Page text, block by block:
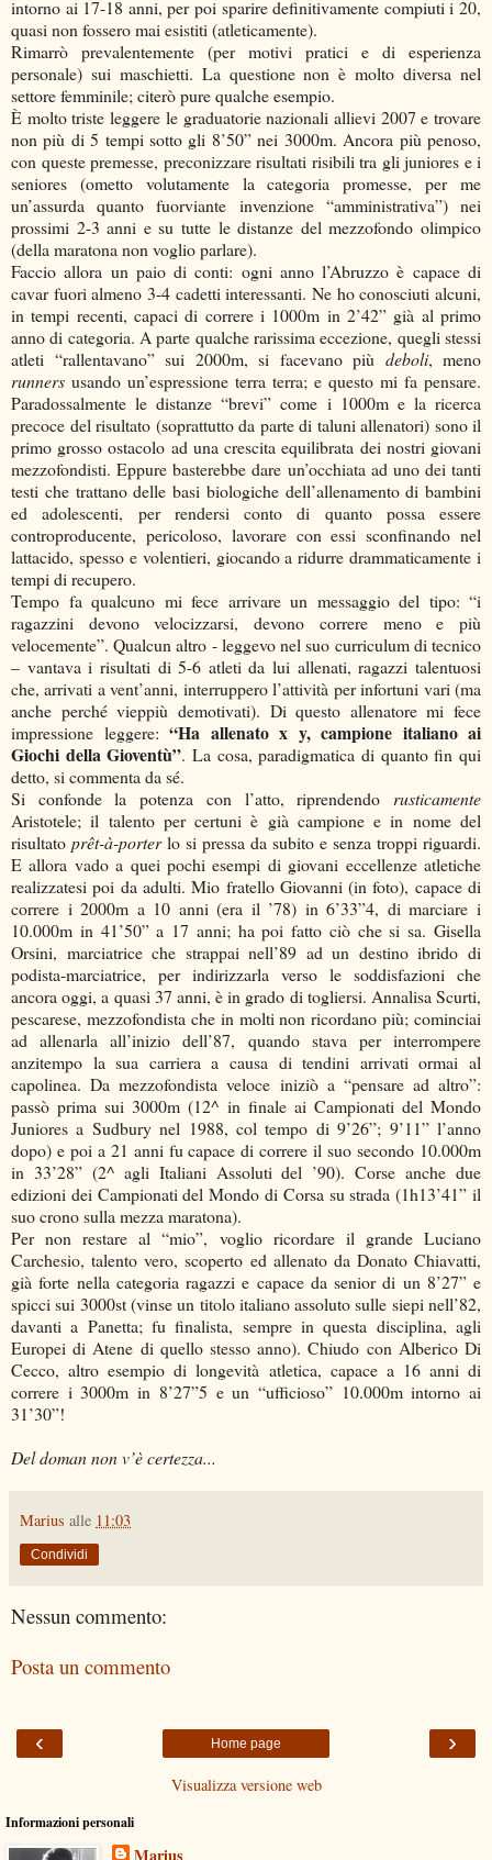
intorno ai 17-18 anni, per poi sparire definitivamente compiuti i 20,
quasi non fossero mai esistiti (atleticamente).
Rimarrò prevalentemente (per motivi pratici e di esperienza
personale) sui maschietti. La questione non è molto diversa nel
settore femminile; citerò pure qualche esempio.
È molto triste leggere le graduatorie nazionali allievi 2007 e trovare
non più di 5 tempi sotto gli 8’50” nei 3000m. Ancora più penoso,
con queste premesse, preconizzare risultati risibili tra gli juniores e i
seniores (ometto volutamente la categoria promesse, per me
un’assurda quanto fuorviante invenzione “amministrativa”) nei
prossimi 2-3 anni e su tutte le distanze del mezzofondo olimpico
(della maratona non voglio parlare).
Faccio allora un paio di conti: ogni anno l’Abruzzo è capace di
cavar fuori almeno 3-4 cadetti interessanti. Ne ho conosciuti alcuni,
in tempi recenti, capaci di correre i 1000m in 2’42” già al primo
anno di categoria. A parte qualche rarissima eccezione, quegli stessi
atleti “rallentavano” sui 2000m, si facevano più deboli, meno
runners usando un’espressione terra terra; e questo mi fa pensare.
Paradossalmente le distanze “brevi” come i 1000m e la ricerca
precoce del risultato (soprattutto da parte di taluni allenatori) sono il
primo grosso ostacolo ad una crescita equilibrata dei nostri giovani
mezzofondisti. Eppure basterebbe dare un’occhiata ad uno dei tanti
testi che trattano delle basi biologiche dell’allenamento di bambini
ed adolescenti, per rendersi conto di quanto possa essere
controproducente, pericoloso, lavorare con essi sconfinando nel
lattacido, spesso e volentieri, giocando a ridurre drammaticamente i
tempi di recupero.
Tempo fa qualcuno mi fece arrivare un messaggio del tipo: “i
ragazzini devono velocizzarsi, devono correre meno e più
velocemente”. Qualcun altro - leggevo nel suo curriculum di tecnico
– vantava i risultati di 5-6 atleti da lui allenati, ragazzi talentuosi
che, arrivati a vent’anni, interruppero l’attività per infortuni vari (ma
anche perché vieppiù demotivati). Di questo allenatore mi fece
impressione leggere: “Ha allenato x y, campione italiano ai
Giochi della Gioventù”. La cosa, paradigmatica di quanto fin qui
detto, si commenta da sé.
Si confonde la potenza con l’atto, riprendendo rusticamente
Aristotele; il talento per certuni è già campione e in nome del
risultato prêt-à-porterlo si pressa da subito e senza troppi riguardi.
E allora vado a quei pochi esempi di giovani eccellenze atletiche
realizzatesi poi da adulti. Mio fratello Giovanni (in foto), capace di
correre i 2000m a 10 anni (era il ’78) in 6’33”4, di marciare i
10.000m in 41’50” a 17 anni; ha poi fatto ciò che si sa. Gisella
Orsini, marciatrice che strappai nell’89 ad un destino ibrido di
podista-marciatrice, per indirizzarla verso le soddisfazioni che
ancora oggi, a quasi 37 anni, è in grado di togliersi. Annalisa Scurti,
pescarese, mezzofondista che in molti non ricordano più; cominciai
ad allenarla all’inizio dell’87, quando stava per interrompere
anzitempo la sua carriera a causa di tendini arrivati ormai al
capolinea. Da mezzofondista veloce iniziò a “pensare ad altro”:
passò prima sui 3000m (12^ in finale ai Campionati del Mondo
Juniores a Sudbury nel 1988, col tempo di 9’26”; 9’11” l’anno
dopo) e poi a 21 anni fu capace di correre il suo secondo 10.000m
in 33’28” (2^ agli Italiani Assoluti del ’90). Corse anche due
edizioni dei Campionati del Mondo di Corsa su strada (1h13’41” il
suo crono sulla mezza maratona).
Per non restare al “mio”, voglio ricordare il grande Luciano
Carchesio, talento vero, scoperto ed allenato da Donato Chiavatti,
già forte nella categoria ragazzi e capace da senior di un 8’27” e
spicci sui 3000st (vinse un titolo italiano assoluto sulle siepi nell’82,
davanti a Panetta; fu finalista, sempre in questa disciplina, agli
Europei di Atene di quello stesso anno). Chiudo con Alberico Di
Cecco, altro esempio di longevità atletica, capace a 16 anni di
correre i 3000m in 8’27”5 e un “ufficioso” 10.000m intorno ai
31’30”!
Del doman non v’è certezza...
Marius alle 11:03
Condividi
Nessun commento:
Posta un commento
‹ ›
Home page
Visualizza versione web
Informazioni personali
Marius